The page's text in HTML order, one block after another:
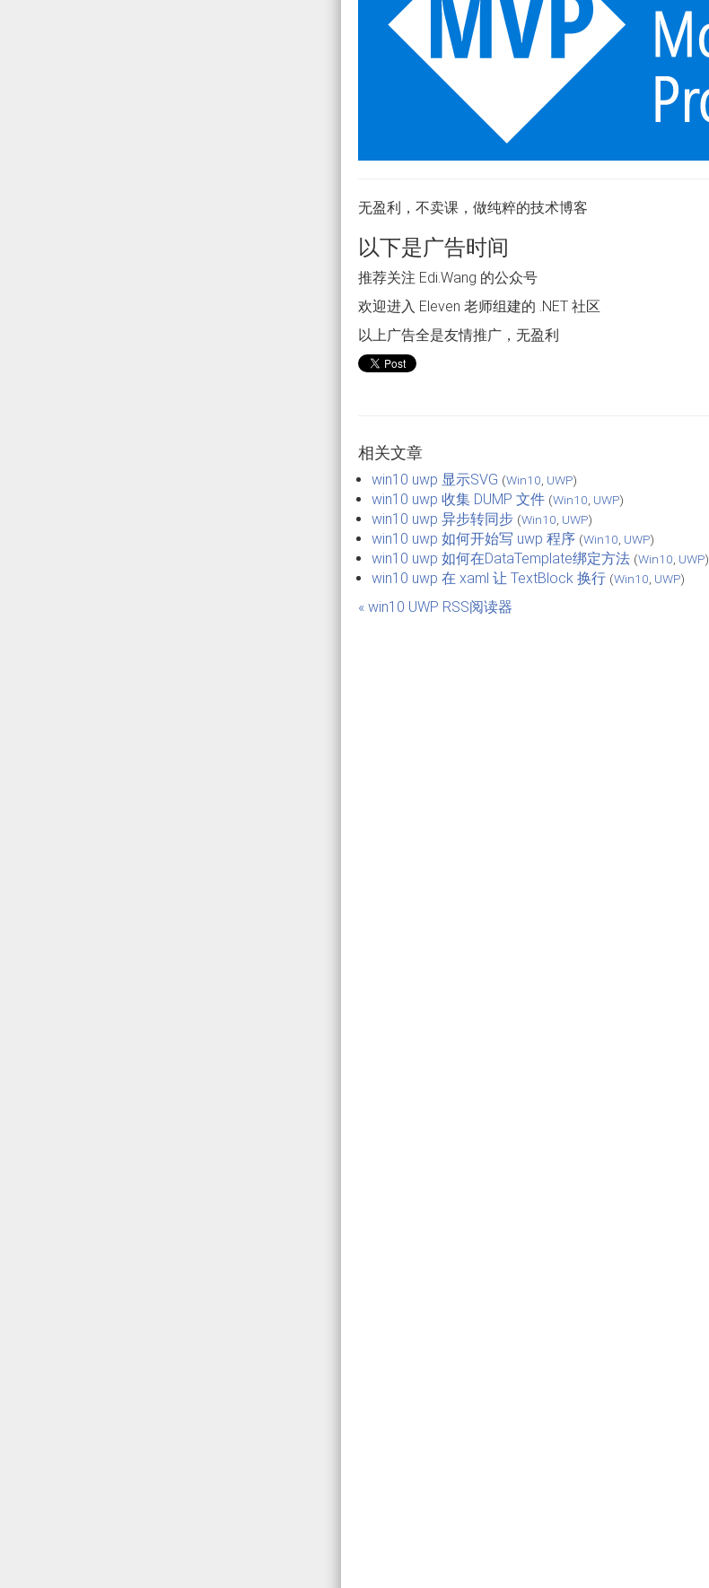
无盈利，不卖课，做纯粹的技术博客
以下是广告时间
推荐关注 Edi.Wang 的公众号
欢迎进入 Eleven 老师组建的 .NET 社区
以上广告全是友情推广，无盈利
相关文章
win10 uwp 显示SVG (Win10 UWP)
win10 uwp 收集 DUMP 文件 (Win10 UWP)
win10 uwp 异步转同步 (Win10 UWP)
win10 uwp 如何开始写 uwp 程序 (Win10 UWP)
win10 uwp 如何在DataTemplate绑定方法 (Win10 UWP)
win10 uwp 在 xaml 让 TextBlock 换行 (Win10 UWP)
« win10 UWP RSS阅读器